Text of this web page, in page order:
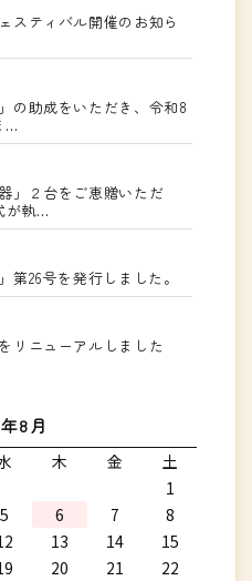
ティバル開催のお知ら
の助成をいただき、令和8
…
」２台をご恵贈いただ
が執…
26号を発行しました。
リニューアルしました
8月
木 金
土
1
5 6 7
8
13 14
15
20 21
22